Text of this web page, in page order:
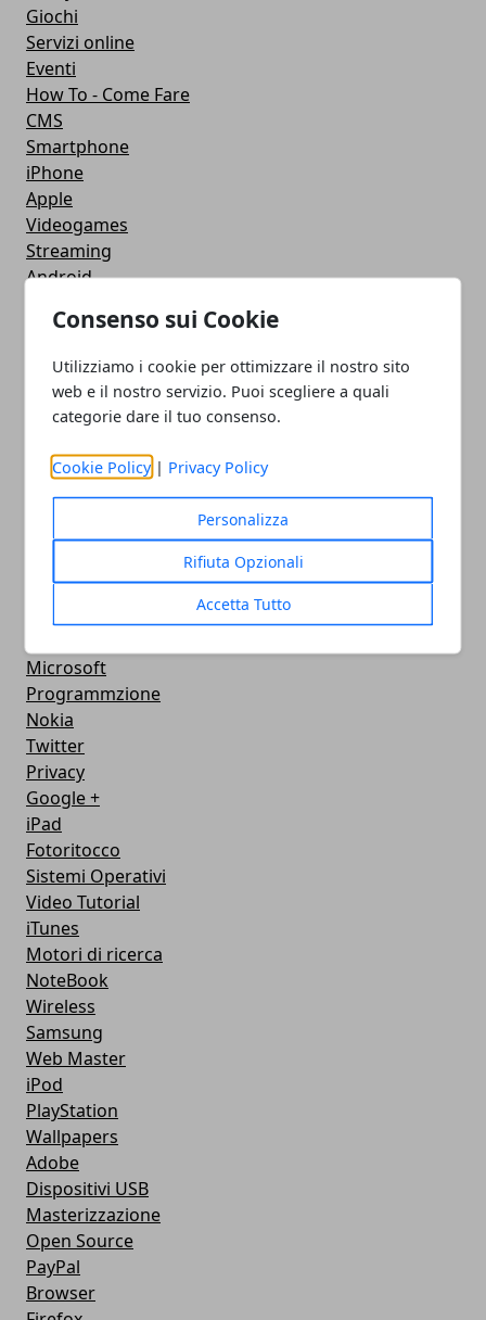
Consenso sui Cookie
Utilizziamo i cookie per ottimizzare il nostro sito
web e il nostro servizio. Puoi scegliere a quali
categorie dare il tuo consenso.
Cookie Policy | Privacy Policy
Personalizza
Rifiuta Opzionali
Accetta Tutto
Giochi
Servizi online
Eventi
How To - Come Fare
CMS
Smartphone
iPhone
Apple
Videogames
Streaming
Android
MacBook
FaceBook
Google Maps
Console
Hardware
Cellulari
Download
Adsl
WeGeek
Microsoft
Programmzione
Nokia
Twitter
Privacy
Google +
iPad
Fotoritocco
Sistemi Operativi
Video Tutorial
iTunes
Motori di ricerca
NoteBook
Wireless
Samsung
Web Master
iPod
PlayStation
Wallpapers
Adobe
Dispositivi USB
Masterizzazione
Open Source
PayPal
Browser